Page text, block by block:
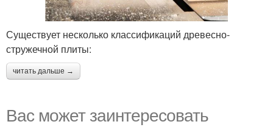
Существует несколько классификаций древесно-
стружечной плиты:
читать дальше →
Вас может заинтересовать